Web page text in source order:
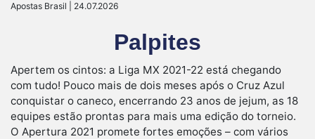
Apostas Brasil | 24.07.2026
Palpites
Apertem os cintos: a Liga MX 2021-22 está chegando
com tudo! Pouco mais de dois meses após o Cruz Azul
conquistar o caneco, encerrando 23 anos de jejum, as 18
equipes estão prontas para mais uma edição do torneio.
O Apertura 2021 promete fortes emoções – com vários